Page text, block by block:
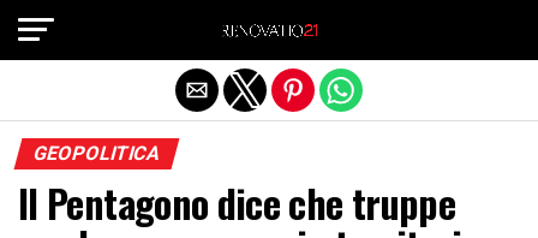
GEOPOLITICA
Il Pentagono dice che truppe
Exit mobile version